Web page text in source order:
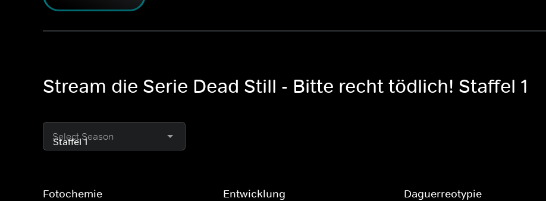
Stream die Serie Dead Still - Bitte recht tödlich! Staffel 1
Select Season
Fotochemie Entwicklung Daguerreotypie